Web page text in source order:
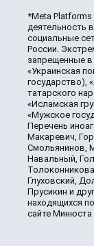
*Meta Platforms
деятельность
социальные
России.
запрещенные в
«Украинская
государство),
татарского
«Исламская
«Мужское
Перечень
Макаревич,
Смольянинов,
Навальный,
Глуховский,
Прусикин и
находящихся
сайте Минюста